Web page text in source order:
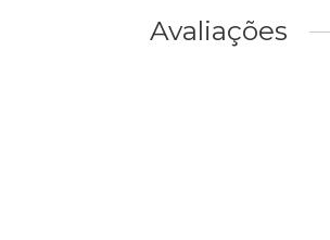
Avaliações